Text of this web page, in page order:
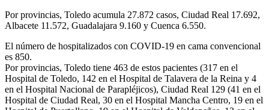
Por provincias, Toledo acumula 27.872 casos, Ciudad Real 17.692,
Albacete 11.572, Guadalajara 9.160 y Cuenca 6.550.
El número de hospitalizados con COVID-19 en cama convencional
es 850.
Por provincias, Toledo tiene 463 de estos pacientes (317 en el
Hospital de Toledo, 142 en el Hospital de Talavera de la Reina y 4
en el Hospital Nacional de Parapléjicos), Ciudad Real 129 (41 en el
Hospital de Ciudad Real, 30 en el Hospital Mancha Centro, 19 en el